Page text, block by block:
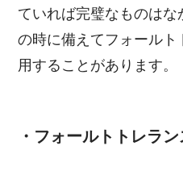
ていれば完璧なものは
の時に備えてフォール
用することがあります。
・フォールトトレラン